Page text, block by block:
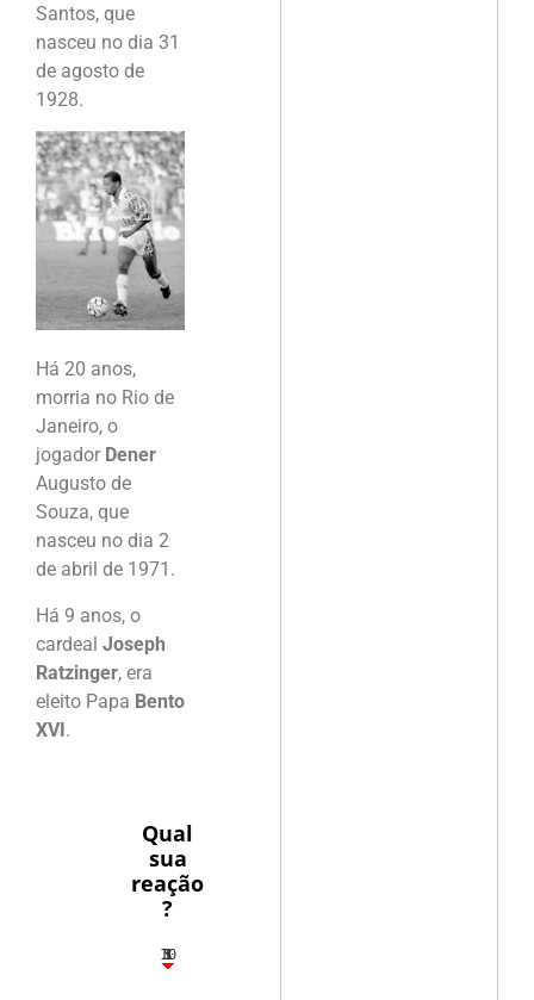
Santos, que
nasceu no dia 31
de agosto de
1928.
Há 20 anos,
morria no Rio de
Janeiro, o
jogador Dener
Augusto de
Souza, que
nasceu no dia 2
de abril de 1971.
Há 9 anos, o
cardeal Joseph
Ratzinger, era
eleito Papa Bento
XVI.
Qual
sua
reação
?
5
1
1
3
10